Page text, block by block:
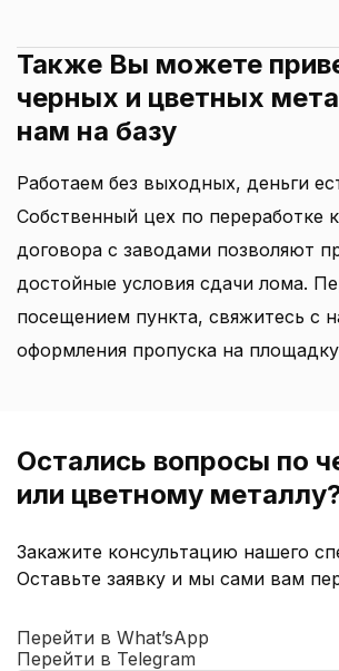
Также Вы можете
черных и цветных
нам на базу
Работаем без выходных, деньги
Собственный цех по переработке
договора с заводами позволяют
достойные условия сдачи лома.
посещением пункта, свяжитесь с
оформления пропуска на площадку
Остались вопросы по
или цветному
Закажите консультацию нашего
Оставьте заявку и мы сами вам
Перейти в What’sApp
Перейти в Telegram